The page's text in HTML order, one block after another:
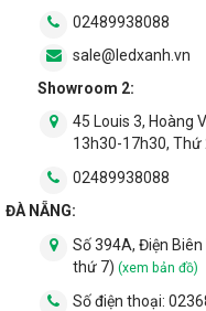
mình.02489938088
sale@ledxanh.vn
Showroom 2:
45 Louis 3, Hoàng
13h30-17h30, Thứ
02489938088
ĐÀ NẴNG:
Số 394A, Điện
thứ 7) (xem bản đồ)
Số điện thoại: